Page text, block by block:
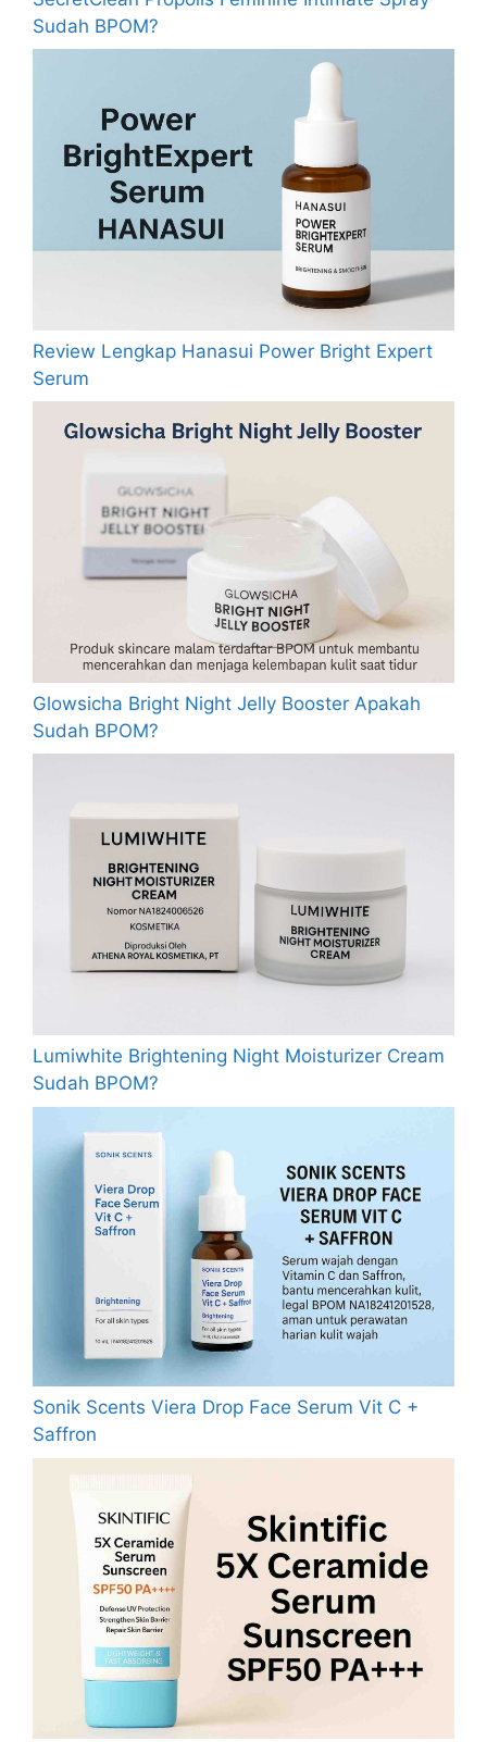
Sudah BPOM?
Review Lengkap Hanasui Power Bright Expert
Serum
Glowsicha Bright Night Jelly Booster Apakah
Sudah BPOM?
Lumiwhite Brightening Night Moisturizer Cream
Sudah BPOM?
Sonik Scents Viera Drop Face Serum Vit C +
Saffron